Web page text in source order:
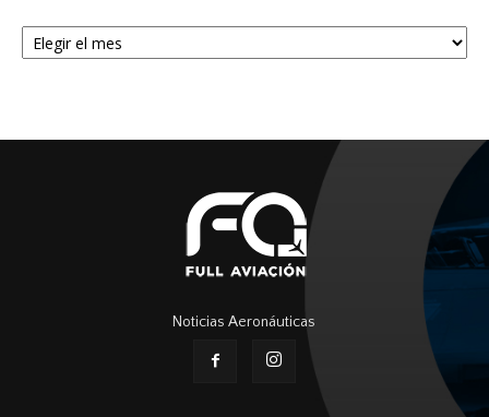
Archivos
Noticias Aeronáuticas